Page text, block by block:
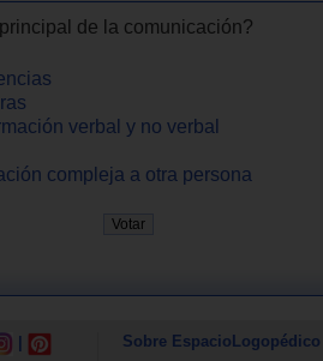
de la comunicación?
verbal y no verbal
compleja a otra persona
Sobre EspacioLogopédico